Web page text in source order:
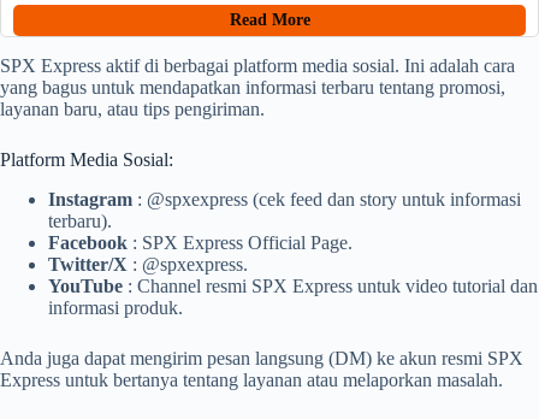
Read More
SPX Express aktif di berbagai platform media sosial. Ini adalah cara
yang bagus untuk mendapatkan informasi terbaru tentang promosi,
layanan baru, atau tips pengiriman.
Platform Media Sosial:
Instagram : @spxexpress (cek feed dan story untuk informasi
terbaru).
Facebook : SPX Express Official Page.
Twitter/X : @spxexpress.
YouTube : Channel resmi SPX Express untuk video tutorial dan
informasi produk.
Anda juga dapat mengirim pesan langsung (DM) ke akun resmi SPX
Express untuk bertanya tentang layanan atau melaporkan masalah.